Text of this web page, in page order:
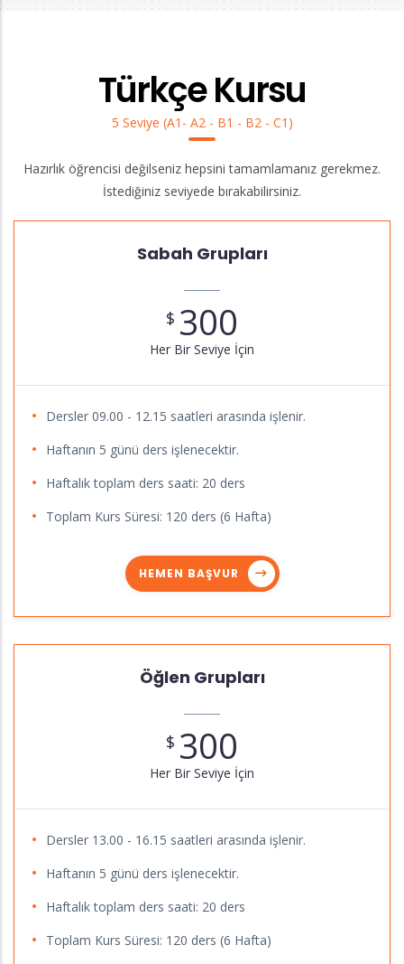
Türkçe Kursu
5 Seviye (A1- A2 - B1 - B2 - C1)
Hazırlık öğrencisi değilseniz hepsini tamamlamanız gerekmez.
İstediğiniz seviyede bırakabilirsiniz.
Sabah Grupları
$ 300
Her Bir Seviye İçin
Dersler 09.00 - 12.15 saatleri arasında işlenir.
Haftanın 5 günü ders işlenecektir.
Haftalık toplam ders saati: 20 ders
Toplam Kurs Süresi: 120 ders (6 Hafta)
HEMEN BAŞVUR
Öğlen Grupları
$ 300
Her Bir Seviye İçin
Dersler 13.00 - 16.15 saatleri arasında işlenir.
Haftanın 5 günü ders işlenecektir.
Haftalık toplam ders saati: 20 ders
Toplam Kurs Süresi: 120 ders (6 Hafta)